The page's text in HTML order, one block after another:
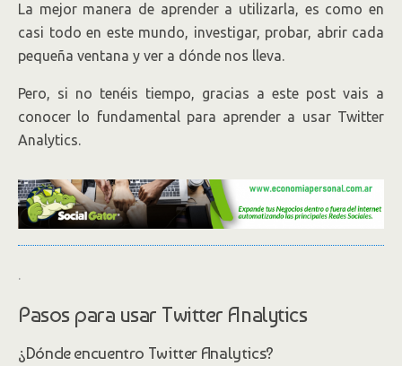
La mejor manera de aprender a utilizarla, es como en
casi todo en este mundo, investigar, probar, abrir cada
pequeña ventana y ver a dónde nos lleva.
Pero, si no tenéis tiempo, gracias a este post vais a
conocer lo fundamental para aprender a usar Twitter
Analytics.
.
Pasos para usar Twitter Analytics
¿Dónde encuentro Twitter Analytics?